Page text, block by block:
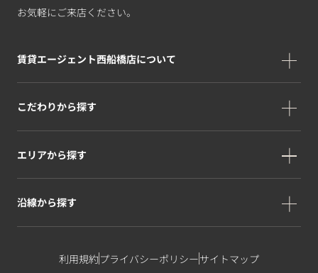
お気軽にご来店ください。
賃貸エージェント西船橋店について
こだわりから探す
エリアから探す
沿線から探す
利用規約プライバシーポリシーサイトマップ